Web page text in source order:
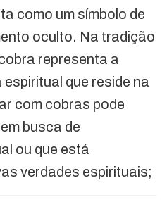
como um símbolo de
oculto. Na tradição
representa a
espiritual que reside na
com cobras pode
busca de
ou que está
verdades espirituais;